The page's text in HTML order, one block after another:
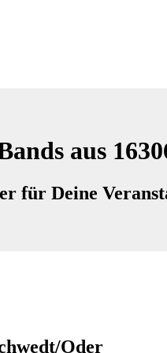
aus
für Deine
Oder